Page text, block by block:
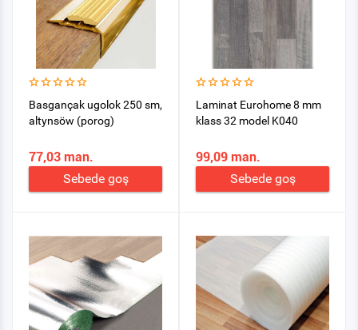
Basgançak ugolok 250 sm,
altynsöw (porog)
77,03 man.
Sebede goş
Laminat Eurohome 8 mm
klass 32 model K040
99,09 man.
Sebede goş